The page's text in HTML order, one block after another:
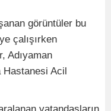
görüntüler bu
çalışırken
Adıyaman
Hastanesi Acil